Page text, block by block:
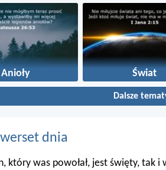
Anioły Świat
Dalsze
dnia
który was powołał, jest święty, tak